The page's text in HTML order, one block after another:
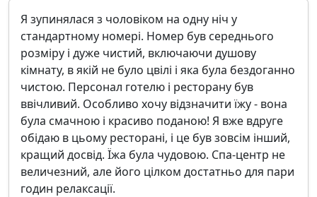
Я зупинялася з чоловіком на одну ніч у
стандартному номері. Номер був середнього
розміру і дуже чистий, включаючи душову
кімнату, в якій не було цвілі і яка була бездоганно
чистою. Персонал готелю і ресторану був
ввічливий. Особливо хочу відзначити їжу - вона
була смачною і красиво поданою! Я вже вдруге
обідаю в цьому ресторані, і це був зовсім інший,
кращий досвід. Їжа була чудовою. Спа-центр не
величезний, але його цілком достатньо для пари
годин релаксації.